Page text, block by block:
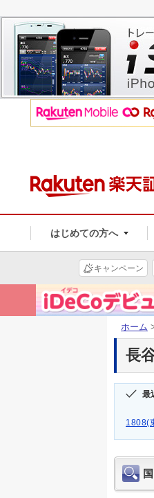
はじめての方へ
キャンペーン
ホーム
長
最
1808(